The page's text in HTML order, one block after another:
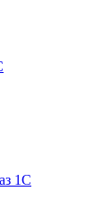
1С